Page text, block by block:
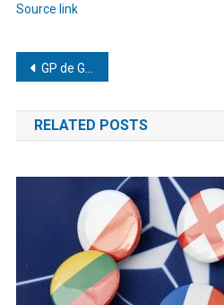
Source link
Navegación
de
entradas
GP de Gran Bretaña: Drama en Silverstone y victoria de Leclerc
RELATED POSTS